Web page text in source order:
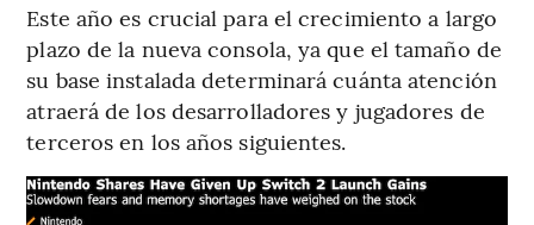
Este año es crucial para el crecimiento a largo
plazo de la nueva consola, ya que el tamaño de
su base instalada determinará cuánta atención
atraerá de los desarrolladores y jugadores de
terceros en los años siguientes.